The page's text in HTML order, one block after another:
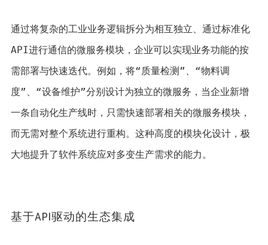
通过将复杂的工业业务逻辑拆分为相互独立、通过标准化
API进行通信的微服务模块，企业可以实现业务功能的按
需部署与快速迭代。例如，将“质量检测”、“物料调
度”、“设备维护”分别设计为独立的微服务，当企业新增
一条自动化生产线时，只需快速部署相关的微服务模块，
而无需对整个系统进行重构。这种高度的模块化设计，极
大地提升了软件系统应对多变生产需求的能力。
基于API驱动的生态集成